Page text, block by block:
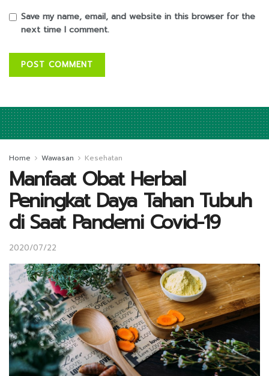
Save my name, email, and website in this browser for the
next time I comment.
Home Wawasan Kesehatan
Manfaat Obat Herbal
Peningkat Daya Tahan Tubuh
di Saat Pandemi Covid-19
2020/07/22